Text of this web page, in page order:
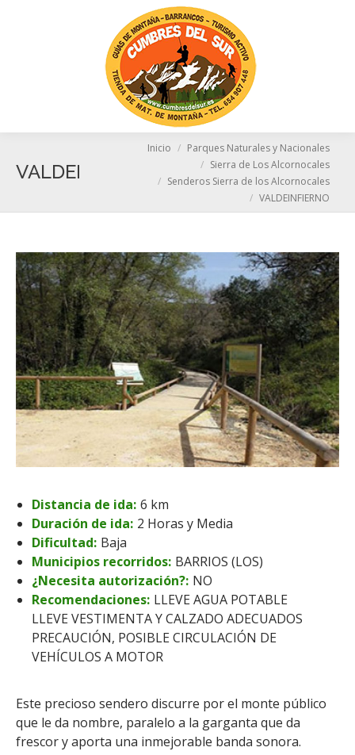
VALDEINFIERNO
Inicio
Parques Naturales y Nacionales
Sierra de Los Alcornocales
Senderos Sierra de los Alcornocales
VALDEINFIERNO
Distancia de ida: 6 km
Duración de ida: 2 Horas y Media
Dificultad: Baja
Municipios recorridos: BARRIOS (LOS)
¿Necesita autorización?: NO
Recomendaciones: LLEVE AGUA POTABLE
LLEVE VESTIMENTA Y CALZADO ADECUADOS
PRECAUCIÓN, POSIBLE CIRCULACIÓN DE
VEHÍCULOS A MOTOR
Este precioso sendero discurre por el monte público
que le da nombre, paralelo a la garganta que da
frescor y aporta una inmejorable banda sonora.